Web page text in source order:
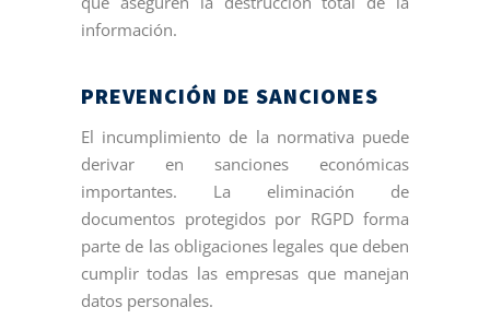
información.
PREVENCIÓN DE SANCIONES
El incumplimiento de la normativa puede
derivar en sanciones económicas
importantes. La eliminación de
documentos protegidos por RGPD forma
parte de las obligaciones legales que deben
cumplir todas las empresas que manejan
datos personales.